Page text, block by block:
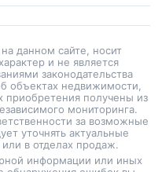
данном сайте, носит
и не является
законодательства
объектах недвижимости,
приобретения получены из
мониторинга.
за возможные
уточнять актуальные
в отделах продаж.
информации или иных